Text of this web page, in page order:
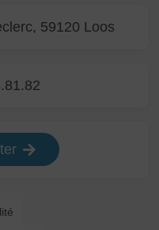
59120 Loos